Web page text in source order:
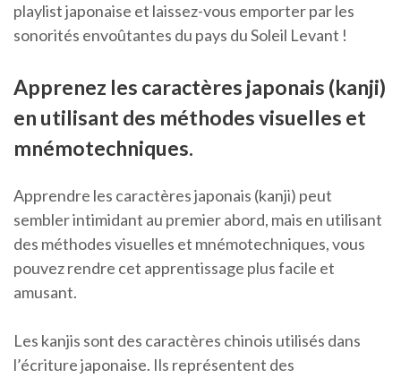
playlist japonaise et laissez-vous emporter par les
sonorités envoûtantes du pays du Soleil Levant !
Apprenez les caractères japonais (kanji)
en utilisant des méthodes visuelles et
mnémotechniques.
Apprendre les caractères japonais (kanji) peut
sembler intimidant au premier abord, mais en utilisant
des méthodes visuelles et mnémotechniques, vous
pouvez rendre cet apprentissage plus facile et
amusant.
Les kanjis sont des caractères chinois utilisés dans
l’écriture japonaise. Ils représentent des